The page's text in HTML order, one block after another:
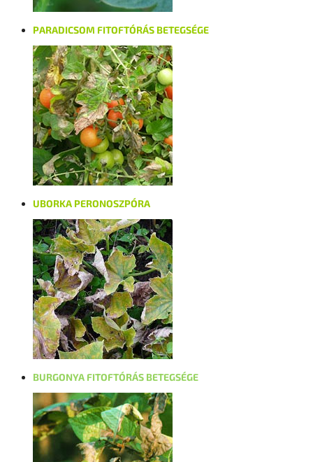
PARADICSOM FITOFTÓRÁS BETEGSÉGE
UBORKA PERONOSZPÓRA
BURGONYA FITOFTÓRÁS BETEGSÉGE